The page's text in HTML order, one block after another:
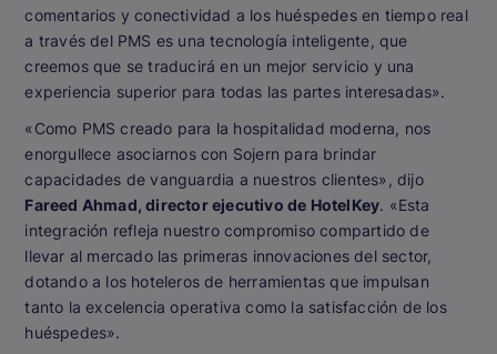
comentarios y conectividad a los huéspedes en tiempo real
a través del PMS es una tecnología inteligente, que
creemos que se traducirá en un mejor servicio y una
experiencia superior para todas las partes interesadas».
«Como PMS creado para la hospitalidad moderna, nos
enorgullece asociarnos con Sojern para brindar
capacidades de vanguardia a nuestros clientes», dijo
Fareed Ahmad, director ejecutivo de HotelKey. «Esta
integración refleja nuestro compromiso compartido de
llevar al mercado las primeras innovaciones del sector,
dotando a los hoteleros de herramientas que impulsan
tanto la excelencia operativa como la satisfacción de los
huéspedes».